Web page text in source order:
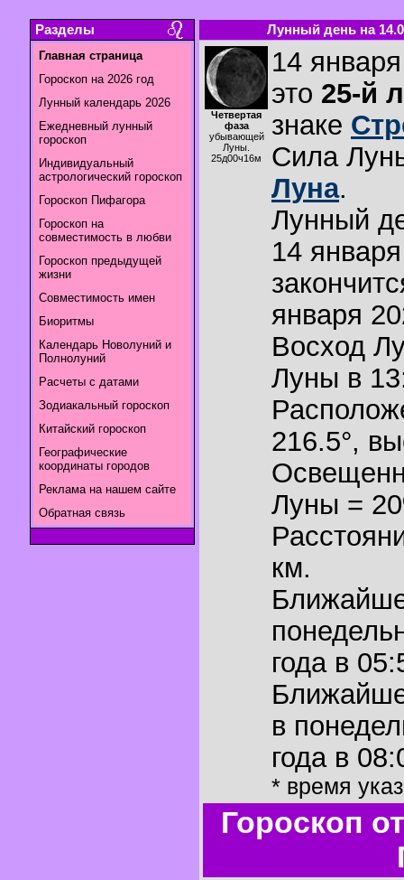
Разделы
Главная страница
Гороскоп на 2026 год
Лунный календарь 2026
Ежедневный лунный
гороскоп
Индивидуальный
астрологический гороскоп
Гороскоп Пифагора
Гороскоп на
совместимость в любви
Гороскоп предыдущей
жизни
Совместимость имен
Биоритмы
Календарь Новолуний и
Полнолуний
Расчеты с датами
Зодиакальный гороскоп
Китайский гороскоп
Географические
координаты городов
Реклама на нашем сайте
Обратная связь
Лунный день на
Четвертая
фаза
убывающей
Луны.
25д00ч16м
14
это 25-й
знаке
Сила
Луна.
Лунный
14
января
Восход
Луны в
216.5°,
Луны =
км.
года в
в
года в
* время
Гороскоп